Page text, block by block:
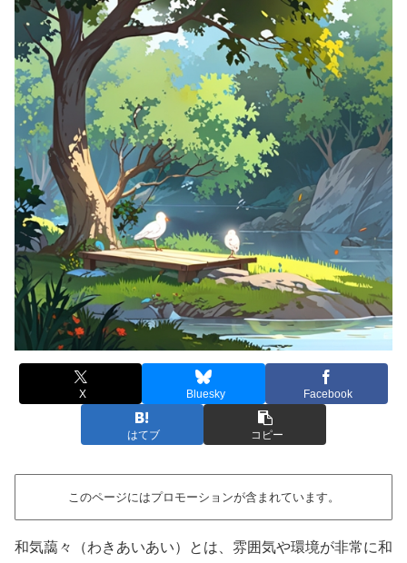
X Bluesky Facebook
はてブ コピー
このページにはプロモーションが含まれています。
和気藹々（わきあいあい）とは、雰囲気や環境が非常に和